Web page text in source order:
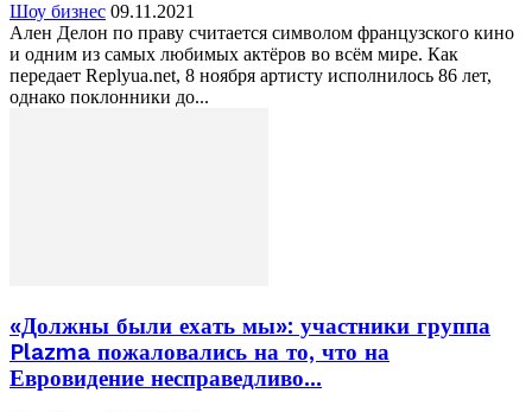
Шоу бизнес 09.11.2021
Ален Делон по праву считается символом французского кино
и одним из самых любимых актёров во всём мире. Как
передает Replyua.net, 8 ноября артисту исполнилось 86 лет,
однако поклонники до...
«Должны были ехать мы»: участники группа
Plazma пожаловались на то, что на
Евровидение несправедливо...